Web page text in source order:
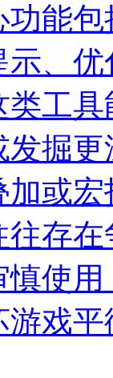
能
、
工
掘
或
存
慎使
戏